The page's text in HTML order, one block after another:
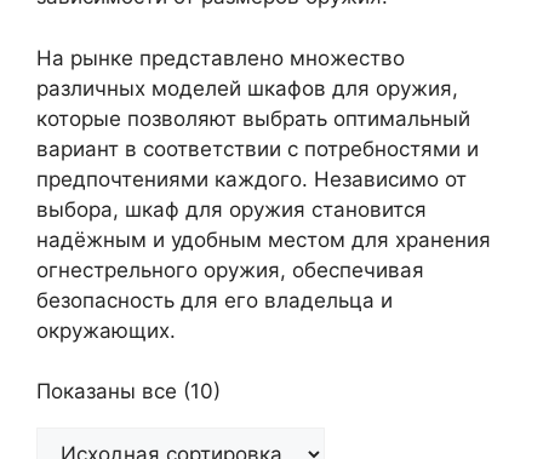
На рынке представлено множество
различных моделей шкафов для оружия,
которые позволяют выбрать оптимальный
вариант в соответствии с потребностями и
предпочтениями каждого. Независимо от
выбора, шкаф для оружия становится
надёжным и удобным местом для хранения
огнестрельного оружия, обеспечивая
безопасность для его владельца и
окружающих.
Показаны все (10)